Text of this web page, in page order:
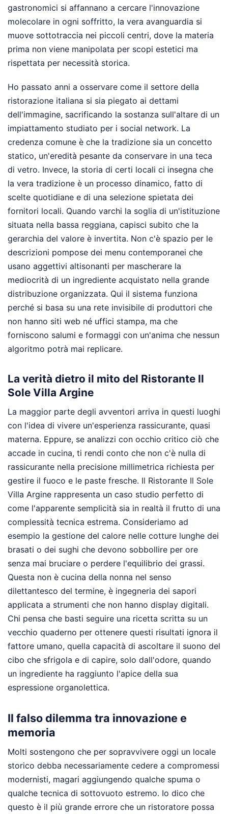
gastronomici si affannano a cercare l'innovazione
molecolare in ogni soffritto, la vera avanguardia si
muove sottotraccia nei piccoli centri, dove la materia
prima non viene manipolata per scopi estetici ma
rispettata per necessità storica.
Ho passato anni a osservare come il settore della
ristorazione italiana si sia piegato ai dettami
dell'immagine, sacrificando la sostanza sull'altare di un
impiattamento studiato per i social network. La
credenza comune è che la tradizione sia un concetto
statico, un'eredità pesante da conservare in una teca
di vetro. Invece, la storia di certi locali ci insegna che
la vera tradizione è un processo dinamico, fatto di
scelte quotidiane e di una selezione spietata dei
fornitori locali. Quando varchi la soglia di un'istituzione
situata nella bassa reggiana, capisci subito che la
gerarchia del valore è invertita. Non c'è spazio per le
descrizioni pompose dei menu contemporanei che
usano aggettivi altisonanti per mascherare la
mediocrità di un ingrediente acquistato nella grande
distribuzione organizzata. Qui il sistema funziona
perché si basa su una rete invisibile di produttori che
non hanno siti web né uffici stampa, ma che
forniscono salumi e formaggi con un'anima che nessun
algoritmo potrà mai replicare.
La verità dietro il mito del Ristorante Il
Sole Villa Argine
La maggior parte degli avventori arriva in questi luoghi
con l'idea di vivere un'esperienza rassicurante, quasi
materna. Eppure, se analizzi con occhio critico ciò che
accade in cucina, ti rendi conto che non c'è nulla di
rassicurante nella precisione millimetrica richiesta per
gestire il fuoco e le paste fresche. Il Ristorante Il Sole
Villa Argine rappresenta un caso studio perfetto di
come l'apparente semplicità sia in realtà il frutto di una
complessità tecnica estrema. Consideriamo ad
esempio la gestione del calore nelle cotture lunghe dei
brasati o dei sughi che devono sobbollire per ore
senza mai bruciare o perdere l'equilibrio dei grassi.
Questa non è cucina della nonna nel senso
dilettantesco del termine, è ingegneria dei sapori
applicata a strumenti che non hanno display digitali.
Chi pensa che basti seguire una ricetta scritta su un
vecchio quaderno per ottenere questi risultati ignora il
fattore umano, quella capacità di ascoltare il suono del
cibo che sfrigola e di capire, solo dall'odore, quando
un ingrediente ha raggiunto l'apice della sua
espressione organolettica.
Il falso dilemma tra innovazione e
memoria
Molti sostengono che per sopravvivere oggi un locale
storico debba necessariamente cedere a compromessi
modernisti, magari aggiungendo qualche spuma o
qualche tecnica di sottovuoto estremo. Io dico che
questo è il più grande errore che un ristoratore possa